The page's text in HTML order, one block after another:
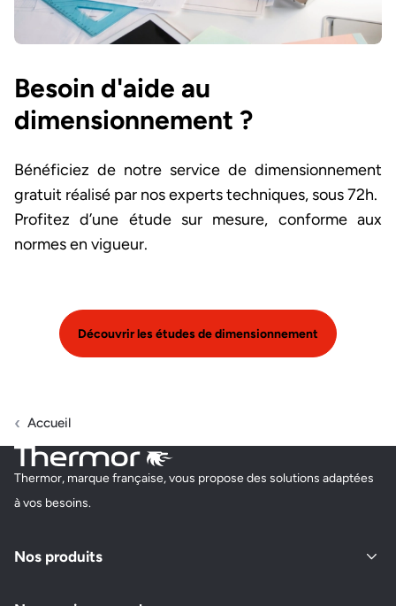
Besoin d'aide au
dimensionnement ?
Bénéficiez de notre service de dimensionnement
gratuit réalisé par nos experts techniques, sous 72h.
Profitez d’une étude sur mesure, conforme aux
normes en vigueur.
Découvrir les études de dimensionnement
Accueil
Thermor, marque française, vous propose des solutions adaptées
à vos besoins.
Nos produits